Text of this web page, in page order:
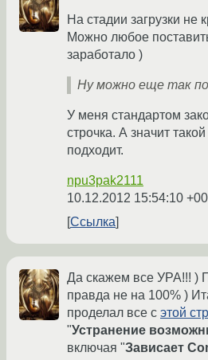
На стадии загрузки не
Можно любое
заработало )
Ну можно еще так
У меня стандартом
строчка. А значит
подходит.
npu3pak2111
10.12.2012 15:54:10
Ссылка
Да скажем все УРА!!! )
правда не на 100% )
проделал все с этой
"Устранение
включая "Зависает